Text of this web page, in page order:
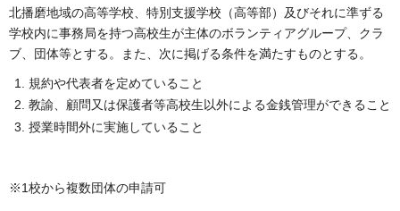
北播磨地域の高等学校、特別支援学校（高等部）及びそれに準ずる
学校内に事務局を持つ高校生が主体のボランティアグループ、クラ
ブ、団体等とする。また、次に掲げる条件を満たすものとする。
規約や代表者を定めていること
教諭、顧問又は保護者等高校生以外による金銭管理ができること
授業時間外に実施していること
※1校から複数団体の申請可